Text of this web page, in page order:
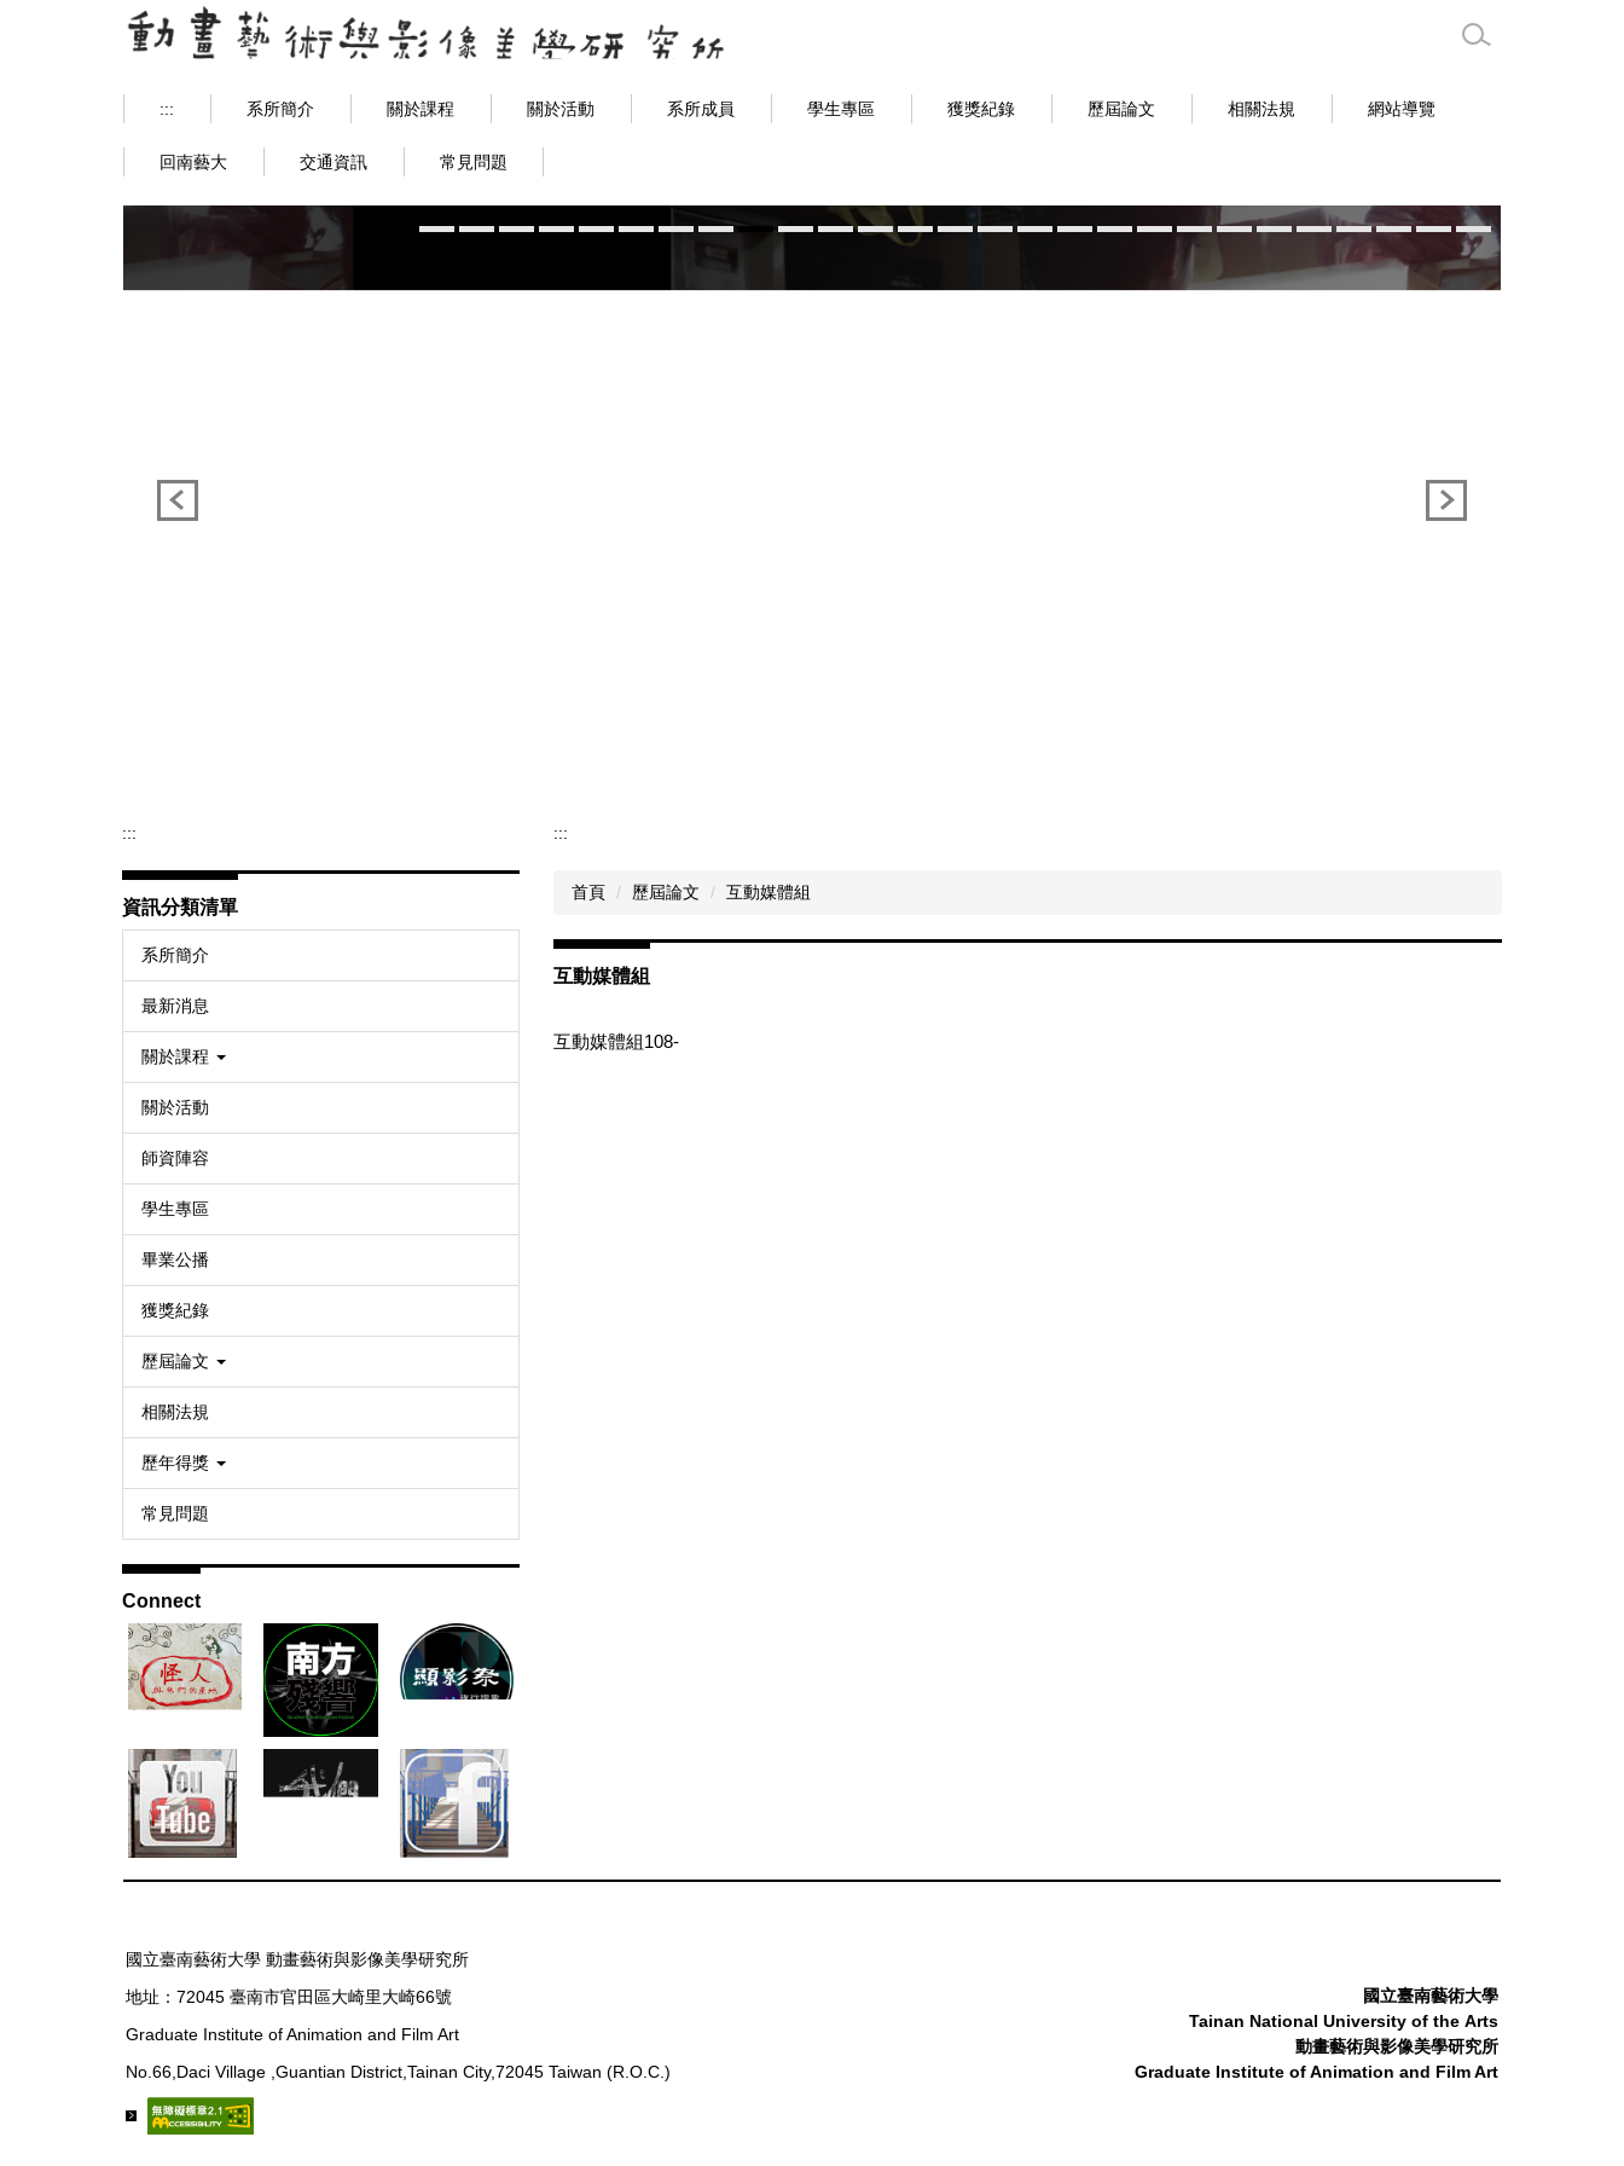
::: 系所簡介 關於課程 關於活動 系所成員 學生專區 獲獎紀錄 歷屆論文 相關法規 網站導覽
回南藝大 交通資訊 常見問題
:::
資訊分類清單
系所簡介
最新消息
關於課程
關於活動
師資陣容
學生專區
畢業公播
獲獎紀錄
歷屆論文
相關法規
歷年得獎
常見問題
Connect
:::
首頁 歷屆論文 互動媒體組
互動媒體組
互動媒體組108-
國立臺南藝術大學 動畫藝術與影像美學研究所
地址：72045 臺南市官田區大崎里大崎66號
Graduate Institute of Animation and Film Art
No.66,Daci Village ,Guantian District,Tainan City,72045 Taiwan (R.O.C.)
國立臺南藝術大學
Tainan National University of the Arts
動畫藝術與影像美學研究所
Graduate Institute of Animation and Film Art